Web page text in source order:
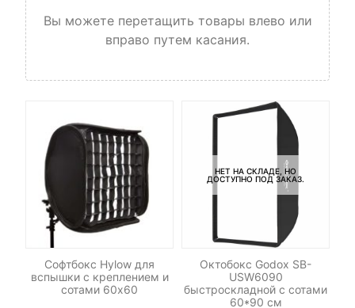
Вы можете перетащить товары влево или
вправо путем касания.
Софтбокс Hylow для
вспышки с креплением и
сотами 60х60
НЕТ НА СКЛАДЕ, НО
ДОСТУПНО ПОД ЗАКАЗ.
Октобокс Godox SB-
USW6090
быстроскладной с сотами
60*90 см